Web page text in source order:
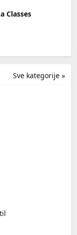
Classes
Sve kategorije »